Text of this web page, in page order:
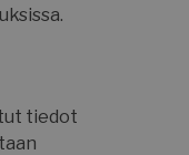
tiedot